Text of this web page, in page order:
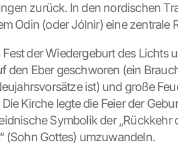
zurück. In den nordischen
Odin (oder Jólnir) eine zentrale
der Wiedergeburt des Lichts
den Eber geschworen (ein
ist) und große
Kirche legte die Feier der
Symbolik der „Rückkehr
(Sohn Gottes) umzuwandeln.